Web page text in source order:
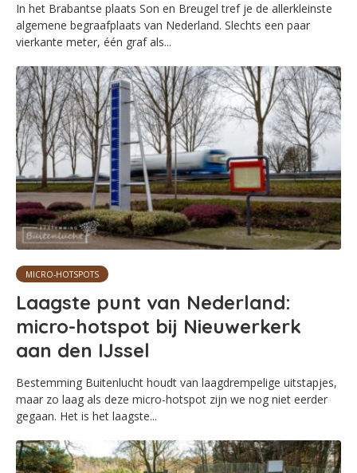
In het Brabantse plaats Son en Breugel tref je de allerkleinste
algemene begraafplaats van Nederland. Slechts een paar
vierkante meter, één graf als...
MICRO-HOTSPOTS
Laagste punt van Nederland:
micro-hotspot bij Nieuwerkerk
aan den IJssel
Bestemming Buitenlucht houdt van laagdrempelige uitstapjes,
maar zo laag als deze micro-hotspot zijn we nog niet eerder
gegaan. Het is het laagste...